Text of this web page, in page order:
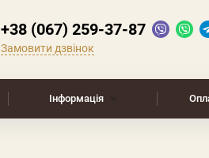
+38 (067) 259-37-87
Замовити дзвінок
Інформація